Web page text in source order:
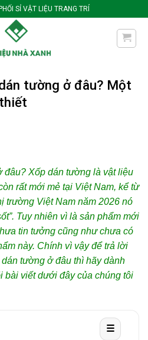
SỈ VẬT LIỆU TRANG TRÍ
tường ở đâu? Một
đâu? Xốp dán tường là vật liệu
rất mới mẻ tại Việt Nam, kể từ
trường Việt Nam năm 2026 nó
Tuy nhiên vì là sản phẩm mới
tin tưởng cũng như chưa có
này. Chính vì vậy để trả lời
tường ở đâu thì hãy dành
bài viết dưới đây của chúng tôi
☰